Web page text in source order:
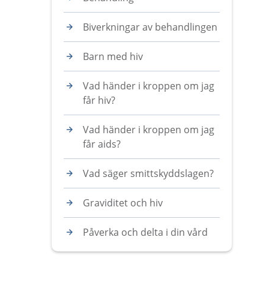
Biverkningar av behandlingen
Barn med hiv
Vad händer i kroppen om jag
får hiv?
Vad händer i kroppen om jag
får aids?
Vad säger smittskyddslagen?
Graviditet och hiv
Påverka och delta i din vård